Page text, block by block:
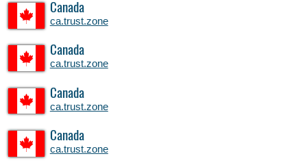
Canada
ca.trust.zone
Canada
ca.trust.zone
Canada
ca.trust.zone
Canada
ca.trust.zone